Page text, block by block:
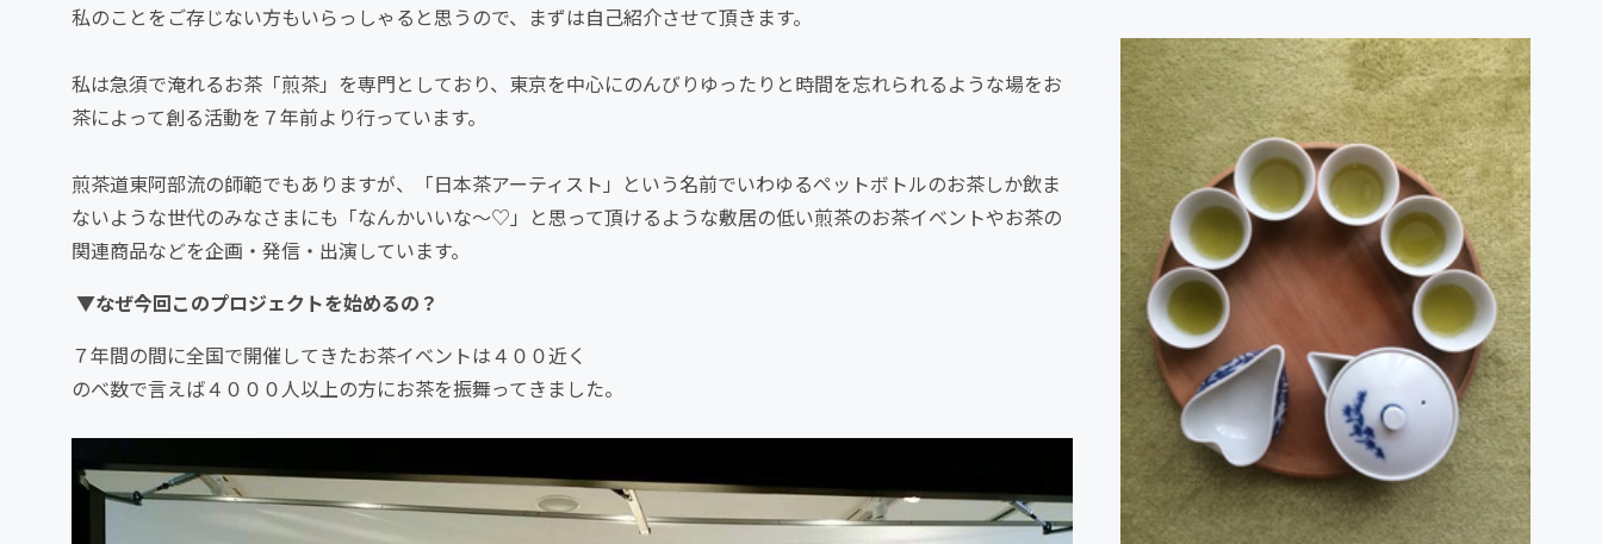
私のことをご存じない方もいらっしゃると思うので、まずは自己紹介させて頂きます。
私は急須で淹れるお茶「煎茶」を専門としており、東京を中心にのんびりゆったりと時間を忘れられるような場をお
茶によって創る活動を７年前より行っています。
煎茶道東阿部流の師範でもありますが、「日本茶アーティスト」という名前でいわゆるペットボトルのお茶しか飲ま
ないような世代のみなさまにも「なんかいいな～♡」と思って頂けるような敷居の低い煎茶のお茶イベントやお茶の
関連商品などを企画・発信・出演しています。
▼なぜ今回このプロジェクトを始めるの？
７年間の間に全国で開催してきたお茶イベントは４００近く
のべ数で言えば４０００人以上の方にお茶を振舞ってきました。